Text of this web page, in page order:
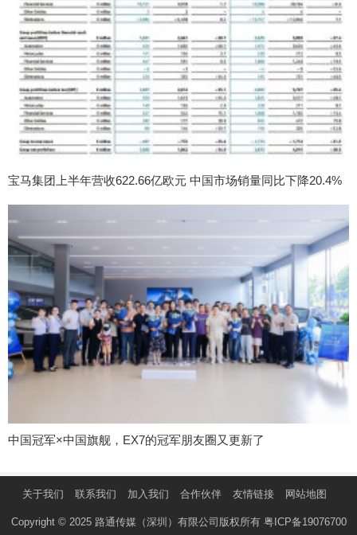
宝马集团上半年营收622.66亿欧元 中国市场销量同比下降20.4%
中国冠军×中国旗舰，EX7的冠军朋友圈又更新了
关于我们 联系我们 加入我们 合作伙伴 友情链接 网站地图
Copyright © 2025 路通传媒（深圳）有限公司版权所有 粤ICP备19076700